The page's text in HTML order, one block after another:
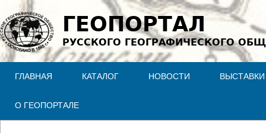
Jump to navigation
ГЕОПОРТАЛ
РУССКОГО ГЕОГРАФИЧЕСКОГО
ГЛАВНАЯ КАТАЛОГ НОВОСТИ ВЫСТАВКИ
О ГЕОПОРТАЛЕ